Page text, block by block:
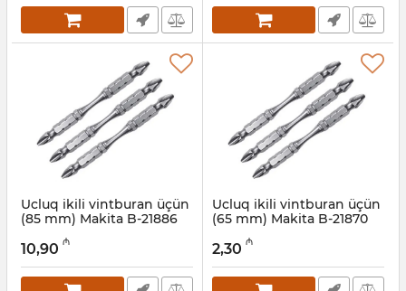
Ucluq ikili vintburan üçün
(85 mm) Makita B-21886
004001179
10,90 ₼
Ucluq ikili vintburan üçün
(65 mm) Makita B-21870
2,30 ₼